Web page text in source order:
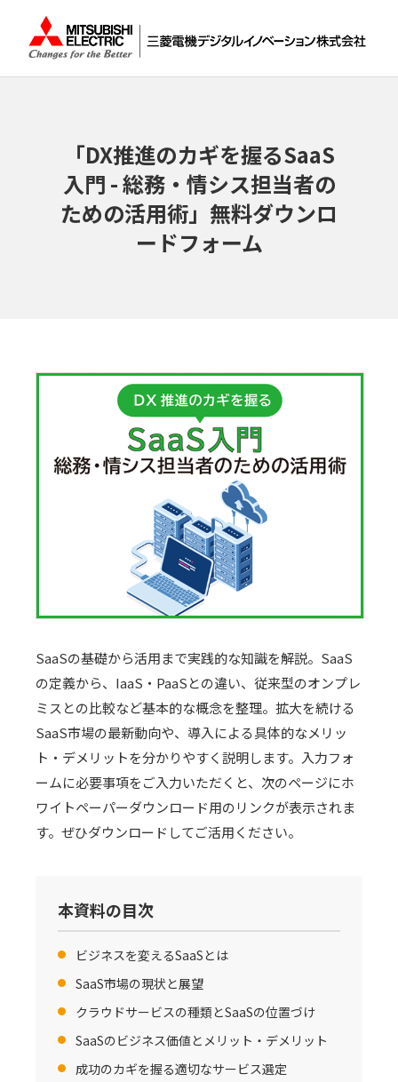
「DX推進のカギを握るSaaS
入門 - 総務・情シス担当者の
ための活用術」無料ダウンロ
ードフォーム
SaaSの基礎から活用まで実践的な知識を解説。SaaS
の定義から、IaaS・PaaSとの違い、従来型のオンプレ
ミスとの比較など基本的な概念を整理。拡大を続ける
SaaS市場の最新動向や、導入による具体的なメリッ
ト・デメリットを分かりやすく説明します。入力フォ
ームに必要事項をご入力いただくと、次のページにホ
ワイトペーパーダウンロード用のリンクが表示されま
す。ぜひダウンロードしてご活用ください。
本資料の目次
ビジネスを変えるSaaSとは
SaaS市場の現状と展望
クラウドサービスの種類とSaaSの位置づけ
SaaSのビジネス価値とメリット・デメリット
成功のカギを握る適切なサービス選定